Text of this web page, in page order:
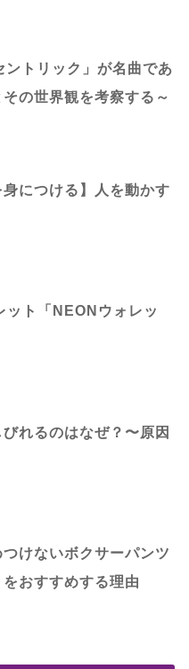
ントリック」が名曲であ
の世界観を考察する～
身につける】人を動かす
ット「NEONウォレッ
れるのはなぜ？〜原因
けないボクサーパンツ
をおすすめする理由